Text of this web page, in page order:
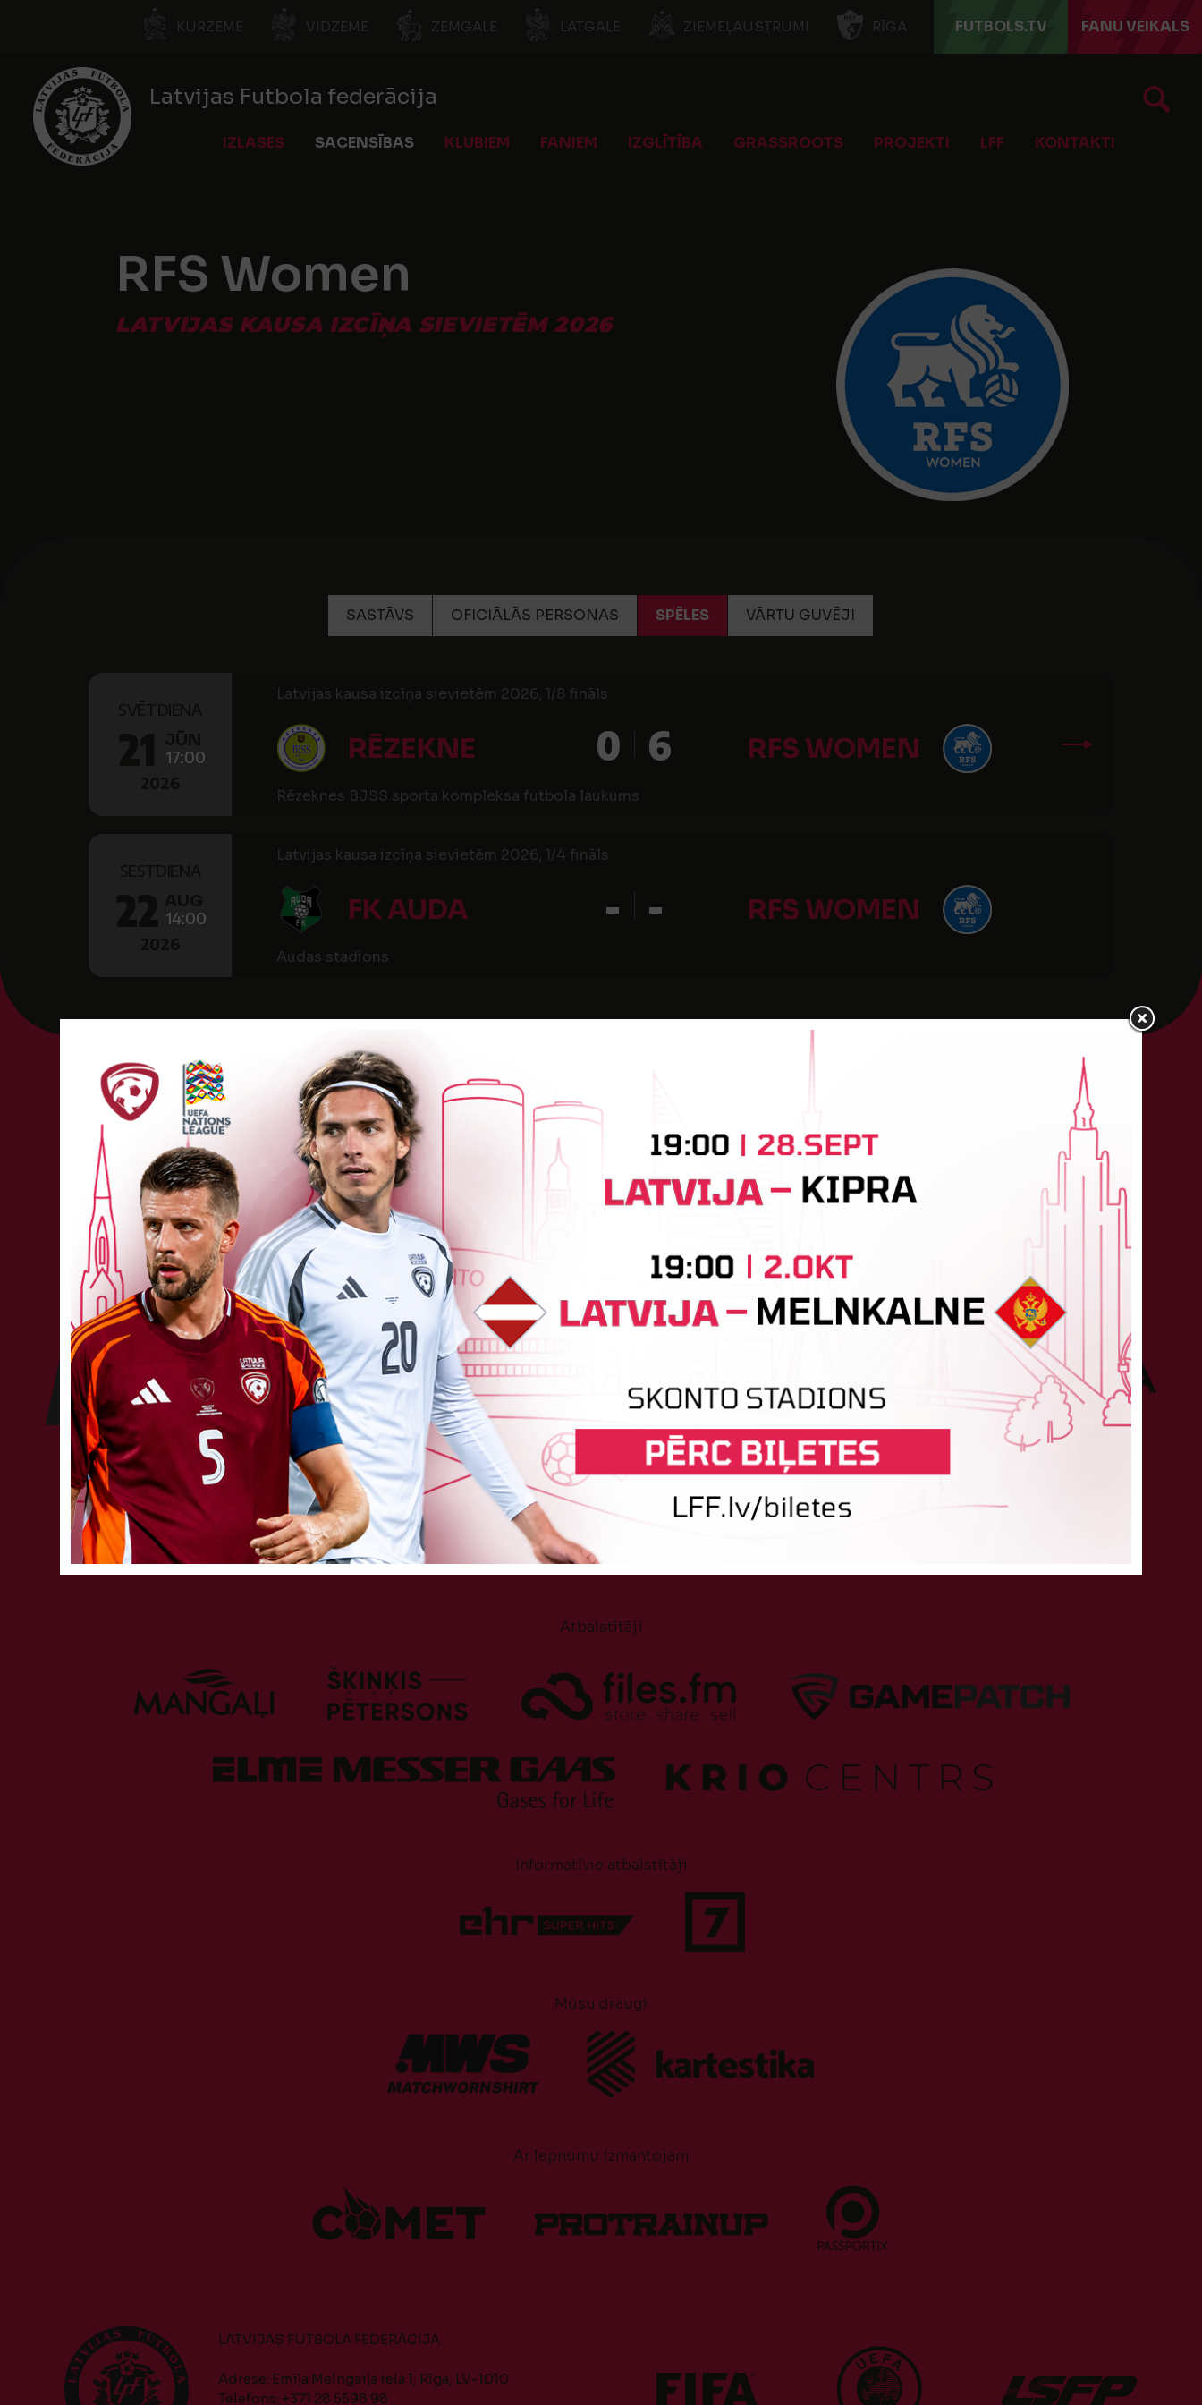
KURZEME VIDZEME ZEMGALE LATGALE ZIEMEĻAUSTRUMI RĪGA FUTBOLS.TV FANU VEIKALS
Latvijas Futbola federācija
IZLASES SACENSĪBAS KLUBIEM FANIEM IZGLĪTĪBA GRASSROOTS PROJEKTI LFF KONTAKTI
RFS Women
LATVIJAS KAUSA IZCĪŅA SIEVIETĒM 2026
SASTĀVS OFICIĀLĀS PERSONAS SPĒLES VĀRTU GUVĒJI
17:00
Latvijas kausa izcīņa sievietēm 2026, 1/8 fināls
RĒZEKNE 0 RFS WOMEN
6
Rēzeknes BJSS sporta kompleksa futbola laukums
14:00
Latvijas kausa izcīņa sievietēm 2026, 1/4 fināls
FK AUDA - RFS WOMEN
-
Audas stadions
Tehniskais sponsors
Sponsori
Atbalstītāji
Informatīvie atbalstītāji
Mūsu draugi
Ar lepnumu izmantojam
LATVIJAS FUTBOLA FEDERĀCIJA
Adrese: Emiļa Melngaiļa iela 1, Rīga, LV-1010
Telefons: +371 28 5598 98